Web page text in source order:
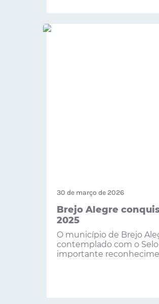
30 de março de 2026
Brejo Alegre
2025
O município de Brejo
contemplado com o Selo
importante